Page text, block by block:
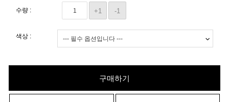
수량 : +1 -1
색상 :
구매하기